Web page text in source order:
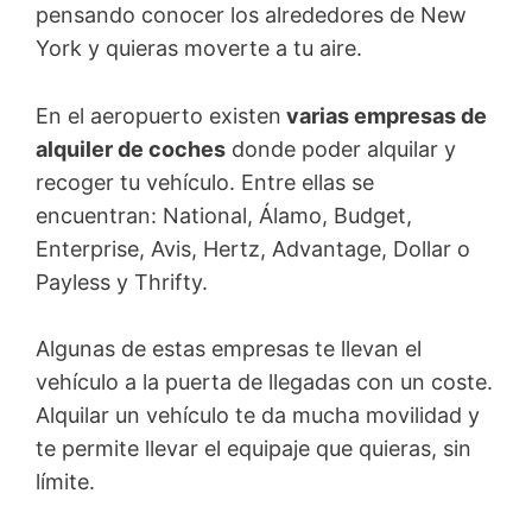
pensando conocer los alrededores de New
York y quieras moverte a tu aire.
En el aeropuerto existen varias empresas de
alquiler de coches donde poder alquilar y
recoger tu vehículo. Entre ellas se
encuentran: National, Álamo, Budget,
Enterprise, Avis, Hertz, Advantage, Dollar o
Payless y Thrifty.
Algunas de estas empresas te llevan el
vehículo a la puerta de llegadas con un coste.
Alquilar un vehículo te da mucha movilidad y
te permite llevar el equipaje que quieras, sin
límite.